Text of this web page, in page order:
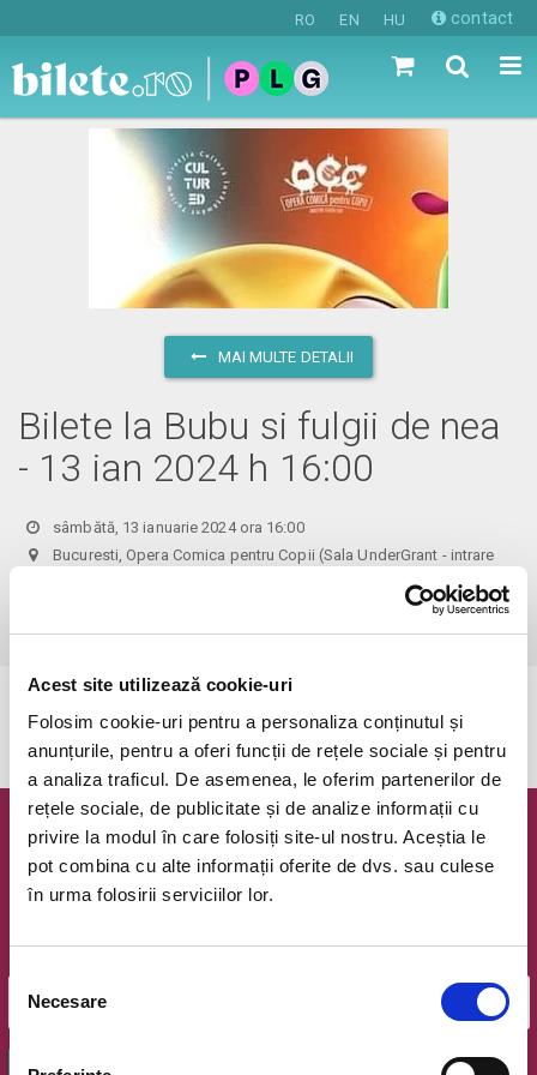
Acest site utilizează cookie-uri
Folosim cookie-uri pentru a personaliza conținutul și
anunțurile, pentru a oferi funcții de rețele sociale și pentru
a analiza traficul. De asemenea, le oferim partenerilor de
rețele sociale, de publicitate și de analize informații cu
privire la modul în care folosiți site-ul nostru. Aceștia le
pot combina cu alte informații oferite de dvs. sau culese
în urma folosirii serviciilor lor.
Selecția
consimțământului
Necesare
RO EN HU contact
MAI MULTE DETALII
Bilete la Bubu si fulgii de nea
- 13 ian 2024 h 16:00
sâmbătă, 13 ianuarie 2024 ora 16:00
Bucuresti, Opera Comica pentru Copii (Sala UnderGrant - intrare
Newsletter @ Bilete.ro
Oferte exclusive si o editie saptamanala cu cele mai noi
OK